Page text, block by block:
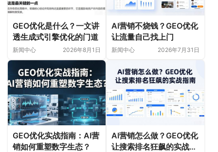
GEO优化是什么？一文讲
透生成式引擎优化的门道
新闻中心 2026年8月1日
AI营销不烧钱？GEO优化
让流量自己找上门
新闻中心 2026年7月31日
GEO优化实战指南：AI营
销如何重塑数字生态？
AI营销怎么做？GEO优化
让搜索排名狂飙的实战指